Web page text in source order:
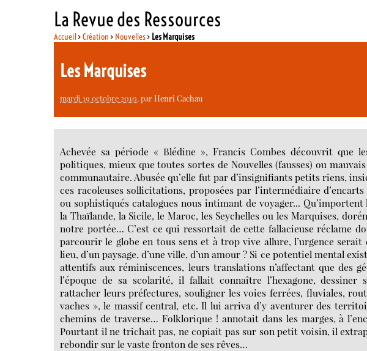
La Revue des Ressources
Accueil>Création > Nouvelles> Les Marquises
Les Marquises
mardi 19 octobre 2010, parHenri Cachau
Achevée sa période « Blédine », Francis Combes découvrit que
politiques, mieux que toutes sortes de Nouvelles (fausses) ou
communautaire. Abusée qu’elle fut par d’insignifiants petits riens,
ces racoleuses sollicitations, proposées par l’intermédiaire
ou sophistiqués catalogues nous intimant de voyager...
la Thaïlande, la Sicile, le Maroc, les Seychelles ou les Marquises,
notre portée… C’est ce qui ressortait de cette fallacieuse réclame
parcourir le globe en tous sens et à trop vive allure, l’urgence
lieu, d’un paysage, d’une ville, d’un amour ? Si ce potentiel mental
attentifs aux réminiscences, leurs translations n’affectant que des
l’époque de sa scolarité, il fallait connaître l’hexagone, dessiner
rattacher leurs préfectures, souligner les voies ferrées, fluviales,
vaches », le massif central, etc. Il lui arriva d’y aventurer des
chemins de traverse… Folklorique ! annotait dans les marges, à
Pourtant il ne trichait pas, ne copiait pas sur son petit voisin, il
rebondir sur le vaste fronton de ses rêves…